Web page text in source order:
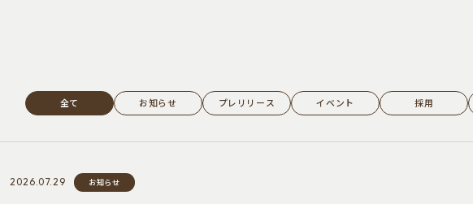
全て お知らせ プレリリース イベント 採用
2026.07.29 お知らせ